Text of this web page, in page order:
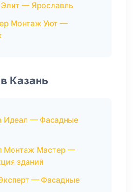
— Ярославль
Монтаж Уют —
Казань
Идеал — Фасадные
Монтаж Мастер —
зданий
— Фасадные